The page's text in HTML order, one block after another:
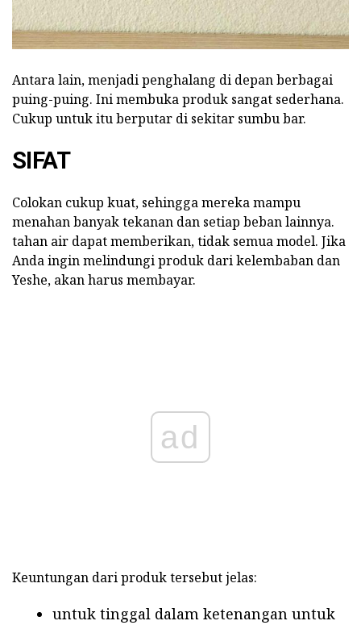
Antara lain, menjadi penghalang di depan berbagai
puing-puing. Ini membuka produk sangat sederhana.
Cukup untuk itu berputar di sekitar sumbu bar.
SIFAT
Colokan cukup kuat, sehingga mereka mampu
menahan banyak tekanan dan setiap beban lainnya.
tahan air dapat memberikan, tidak semua model. Jika
Anda ingin melindungi produk dari kelembaban dan
Yeshe, akan harus membayar.
ad
Keuntungan dari produk tersebut jelas:
untuk tinggal dalam ketenangan untuk